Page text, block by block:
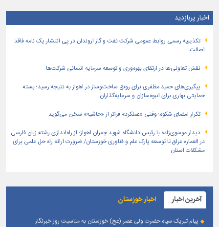
اخبار پربازدید
تكذیبیه رسمی روابط عمومی شركت نفت و گاز اروندان در پی انتشار یک نامه فاقد
اصالت
نقش تعاونی‌ها در ارتقای بهره‌وری و توسعه سرمایه انسانی شرکت‌ها
پیگیری‌های حمید مظفری برای رونق ساخت‌وساز در اهواز به نتیجه رسید؛ بسته
حمایتی بهاری برای انبوه‌سازان و سرمایه‌گذاران
تکرارِ امضای شکوه؛ وقتی «عملکرد» فراتر از «حاشیه» سخن می‌گوید
دیدار موسوی‌زاده با رئیس دانشگاه شهید چمران اهواز؛ از راه‌اندازی رشته زبان فارسی
در العماره عراق تا توسعه پارک علم و فناوری خوزستان/ ضرورت ارائه راه حل علمی برای
مشکلات استان
آخرین اخبار اخبار خوزستان
پیام تبریک سپاه حضرت ولی عصر (عج) خوزستان به مناسبت روز خبرنگار